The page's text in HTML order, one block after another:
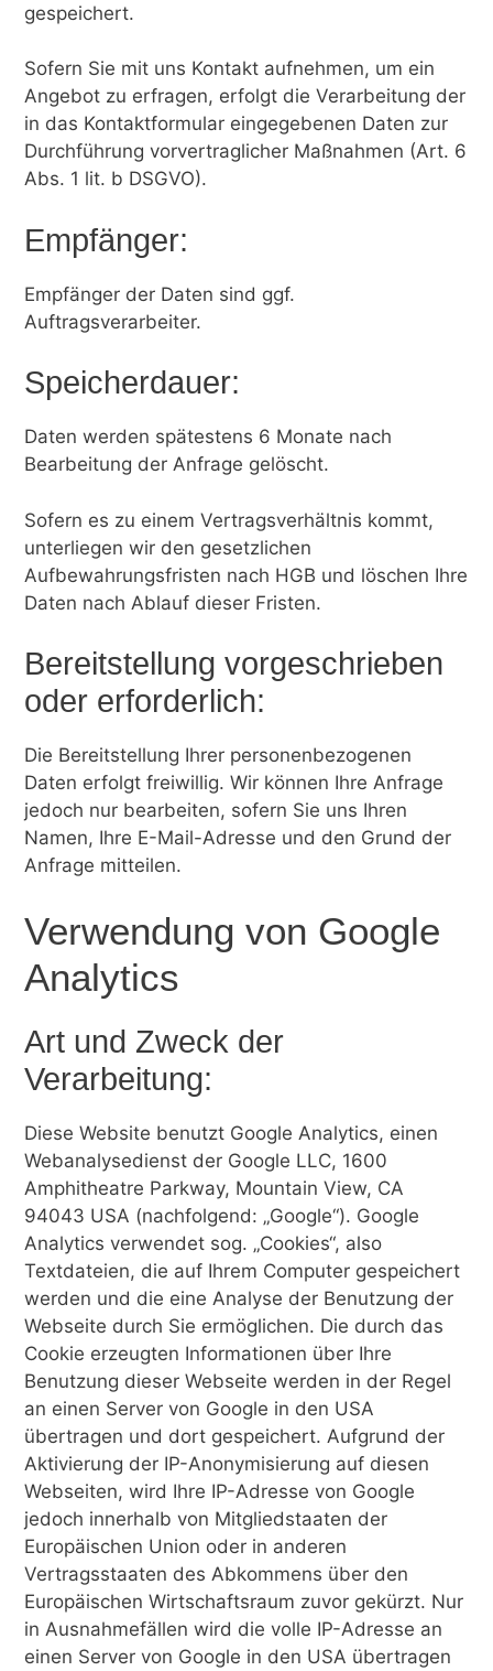
gespeichert.
Sofern Sie mit uns Kontakt aufnehmen, um ein
Angebot zu erfragen, erfolgt die Verarbeitung der
in das Kontaktformular eingegebenen Daten zur
Durchführung vorvertraglicher Maßnahmen (Art. 6
Abs. 1 lit. b DSGVO).
Empfänger:
Empfänger der Daten sind ggf.
Auftragsverarbeiter.
Speicherdauer:
Daten werden spätestens 6 Monate nach
Bearbeitung der Anfrage gelöscht.
Sofern es zu einem Vertragsverhältnis kommt,
unterliegen wir den gesetzlichen
Aufbewahrungsfristen nach HGB und löschen Ihre
Daten nach Ablauf dieser Fristen.
Bereitstellung vorgeschrieben
oder erforderlich:
Die Bereitstellung Ihrer personenbezogenen
Daten erfolgt freiwillig. Wir können Ihre Anfrage
jedoch nur bearbeiten, sofern Sie uns Ihren
Namen, Ihre E-Mail-Adresse und den Grund der
Anfrage mitteilen.
Verwendung von Google
Analytics
Art und Zweck der
Verarbeitung:
Diese Website benutzt Google Analytics, einen
Webanalysedienst der Google LLC, 1600
Amphitheatre Parkway, Mountain View, CA
94043 USA (nachfolgend: „Google“). Google
Analytics verwendet sog. „Cookies“, also
Textdateien, die auf Ihrem Computer gespeichert
werden und die eine Analyse der Benutzung der
Webseite durch Sie ermöglichen. Die durch das
Cookie erzeugten Informationen über Ihre
Benutzung dieser Webseite werden in der Regel
an einen Server von Google in den USA
übertragen und dort gespeichert. Aufgrund der
Aktivierung der IP-Anonymisierung auf diesen
Webseiten, wird Ihre IP-Adresse von Google
jedoch innerhalb von Mitgliedstaaten der
Europäischen Union oder in anderen
Vertragsstaaten des Abkommens über den
Europäischen Wirtschaftsraum zuvor gekürzt. Nur
in Ausnahmefällen wird die volle IP-Adresse an
einen Server von Google in den USA übertragen